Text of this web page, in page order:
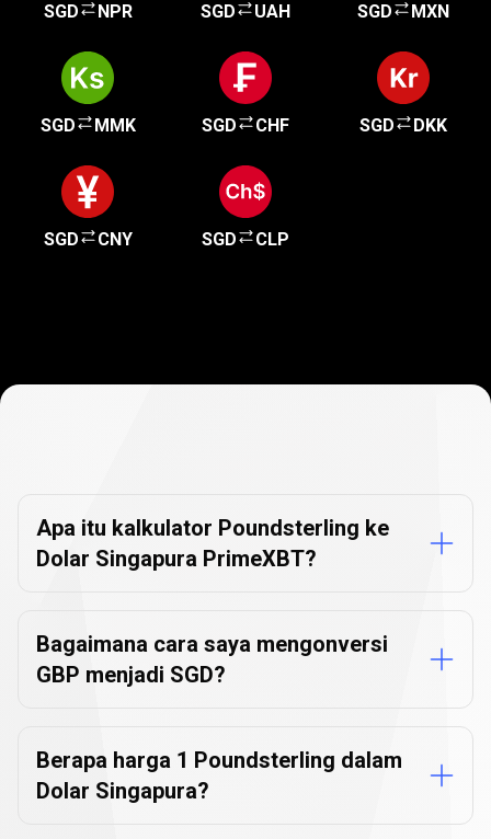
SGD NPR SGD UAH SGD MXN
SGD MMK SGD CHF SGD DKK
SGD CNY SGD CLP
Mata
Uang
Apa itu kalkulator Poundsterling ke
Dolar Singapura PrimeXBT?
Bagaimana cara saya mengonversi
GBP menjadi SGD?
Berapa harga 1 Poundsterling dalam
Dolar Singapura?